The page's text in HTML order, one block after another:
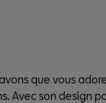
que vous
Avec son design